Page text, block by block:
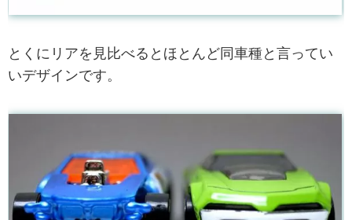
とくにリアを見比べるとほとんど同車種と言ってい
いデザインです。